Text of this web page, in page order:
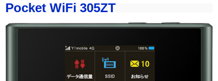
Pocket WiFi 305ZT